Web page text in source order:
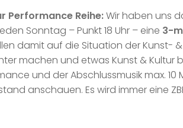
Performance Reihe:Wir haben uns
Sonntag – Punkt 18 Uhr – eine 3-
damit auf die Situation der Kunst-
machen und etwas Kunst & Kultur
und der Abschlussmusik max.
anschauen. Es wird immer eine